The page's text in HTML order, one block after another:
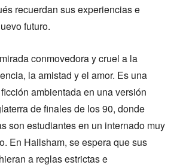
recuerdan sus experiencias e
futuro.
conmovedora y cruel a la
la amistad y el amor. Es una
ambientada en una versión
de finales de los 90, donde
son estudiantes en un internado muy
En Hailsham, se espera que sus
a reglas estrictas e